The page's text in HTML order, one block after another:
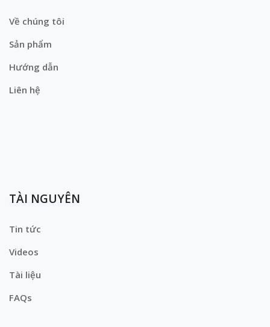
Về chúng tôi
Sản phẩm
Hướng dẫn
Liên hệ
TÀI NGUYÊN
Tin tức
Videos
Tài liệu
FAQs